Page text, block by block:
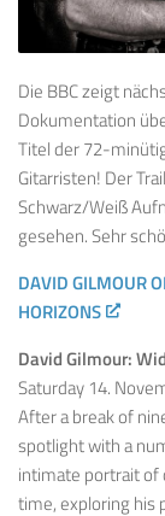
Die BBC zeigt
Dokumentation
Titel der 72-
Gitarristen! Der
Schwarz/Weiß
gesehen. Sehr
DAVID GILMOUR
HORIZONS
David Gilmour:
Saturday 14.
After a break of
spotlight with a
intimate portrait of
time, exploring his